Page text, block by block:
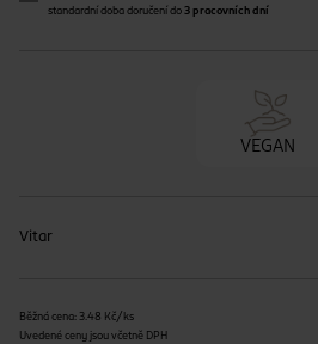
standardní doba doručení do 3 pracovních dní
VEGAN
Vitar
Běžná cena: 3.48 Kč/ks
Uvedené ceny jsou včetně DPH